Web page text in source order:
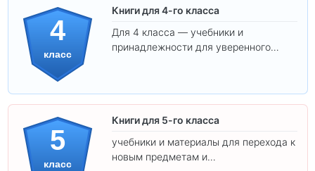
4
класс
Книги для 4-го класса
Для 4 класса — учебники и
принадлежности для уверенного
5
класс
Книги для 5-го класса
учебники и материалы для перехода к
новым предметам и